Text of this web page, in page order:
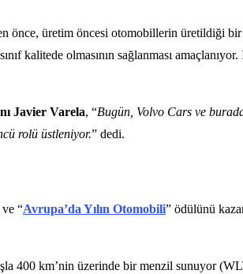
önce, üretim öncesi otomobillerin üretildiği
kalitede olmasının sağlanması
Javier Varela, “Bugün, Volvo Cars ve
rolü üstleniyor.” dedi.
“Avrupa’da Yılın Otomobili” ödülünü
400 km’nin üzerinde bir menzil sunuyor